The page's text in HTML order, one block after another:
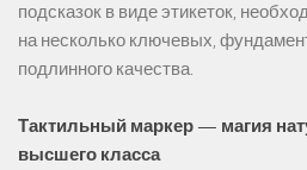
подсказок в виде этикеток,
на несколько ключевых,
подлинного качества.
Тактильный маркер — магия
высшего класса